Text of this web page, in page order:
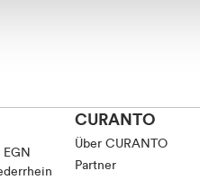
CURANTO
Über CURANTO
Partner